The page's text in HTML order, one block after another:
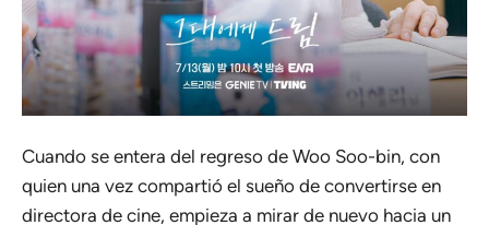
Cuando se entera del regreso de Woo Soo-bin, con
quien una vez compartió el sueño de convertirse en
directora de cine, empieza a mirar de nuevo hacia un